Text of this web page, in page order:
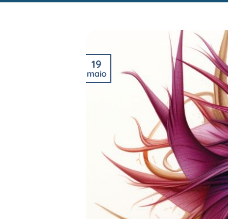
19
maio